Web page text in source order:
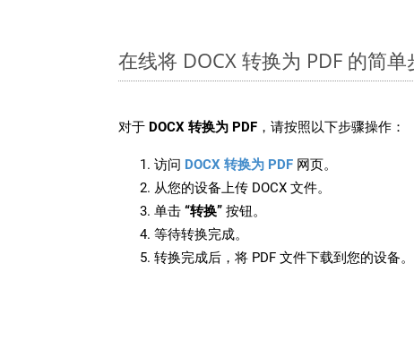
在线将 DOCX 转换为 PDF 的简单
对于 DOCX 转换为 PDF ，请按照以下步骤操作：
访问 DOCX 转换为 PDF 网页。
从您的设备上传 DOCX 文件。
单击 “转换” 按钮。
等待转换完成。
转换完成后，将 PDF 文件下载到您的设备。